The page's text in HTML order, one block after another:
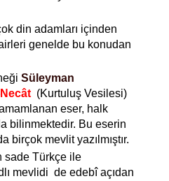
din adamları içinden
genelde bu konudan
Süleyman
(Kurtuluş Vesilesi)
eser, halk
bilinmektedir. Bu eserin
birçok mevlit yazılmıştır.
sade Türkçe ile
mevlidi de edebî açıdan